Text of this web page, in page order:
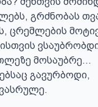
გრძნობას
ცრემლების
მოსაუბრე...
გავურბოდი,